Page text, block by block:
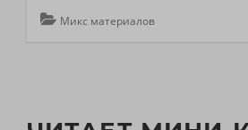
Микс материалов